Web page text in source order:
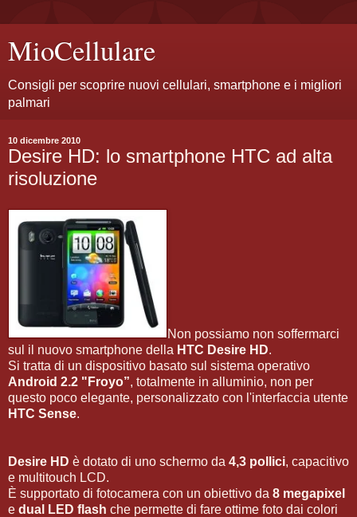
MioCellulare
Consigli per scoprire nuovi cellulari, smartphone e i migliori
palmari
10 dicembre 2010
Desire HD: lo smartphone HTC ad alta
risoluzione
Non possiamo non soffermarci
sul il nuovo smartphone della HTC Desire HD.
Si tratta di un dispositivo basato sul sistema operativo
Android 2.2 "Froyo”, totalmente in alluminio, non per
questo poco elegante, personalizzato con l'interfaccia utente
HTC Sense.
Desire HD è dotato di uno schermo da 4,3 pollici, capacitivo
e multitouch LCD.
È supportato di fotocamera con un obiettivo da 8 megapixel
e dual LED flash che permette di fare ottime foto dai colori